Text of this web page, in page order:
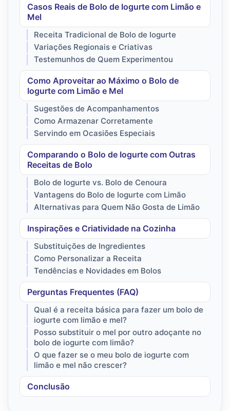
Casos Reais de Bolo de Iogurte com Limão e
Mel
Receita Tradicional de Bolo de Iogurte
Variações Regionais e Criativas
Testemunhos de Quem Experimentou
Como Aproveitar ao Máximo o Bolo de
Iogurte com Limão e Mel
Sugestões de Acompanhamentos
Como Armazenar Corretamente
Servindo em Ocasiões Especiais
Comparando o Bolo de Iogurte com Outras
Receitas de Bolo
Bolo de Iogurte vs. Bolo de Cenoura
Vantagens do Bolo de Iogurte com Limão
Alternativas para Quem Não Gosta de Limão
Inspirações e Criatividade na Cozinha
Substituições de Ingredientes
Como Personalizar a Receita
Tendências e Novidades em Bolos
Perguntas Frequentes (FAQ)
Qual é a receita básica para fazer um bolo de
iogurte com limão e mel?
Posso substituir o mel por outro adoçante no
bolo de iogurte com limão?
O que fazer se o meu bolo de iogurte com
limão e mel não crescer?
Conclusão